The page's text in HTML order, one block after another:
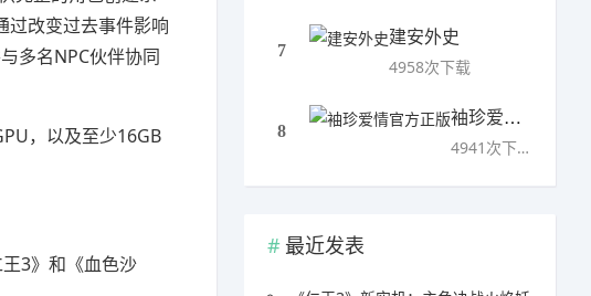
过改变过去事件影响
多名NPC伙伴协同
，以及至少16GB
3》和《血色沙
7
建安外史
4958次下载
8
袖珍爱情官方正版
4941次下载
最近发表